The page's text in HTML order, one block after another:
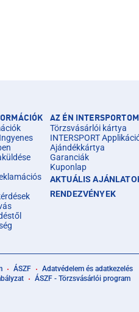
AZ ÉN INTERSPORTOM
Törzsvásárlói kártya
INTERSPORT
Ajándékkártya
Garanciák
Kuponlap
AKTUÁLIS
RENDEZVÉNYEK
ÁSZF
Adatvédelem és adatkezelés
ÁSZF - Törzsvásárlói program